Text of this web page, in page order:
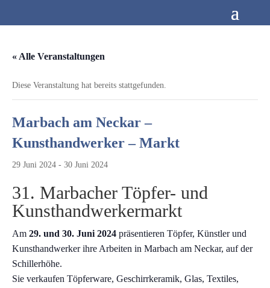
« Alle Veranstaltungen
Diese Veranstaltung hat bereits stattgefunden.
Marbach am Neckar –
Kunsthandwerker – Markt
29 Juni 2024 - 30 Juni 2024
31. Marbacher Töpfer- und
Kunsthandwerkermarkt
Am 29. und 30. Juni 2024 präsentieren Töpfer, Künstler und
Kunsthandwerker ihre Arbeiten in Marbach am Neckar, auf der
Schillerhöhe.
Sie verkaufen Töpferware, Geschirrkeramik, Glas, Textiles,